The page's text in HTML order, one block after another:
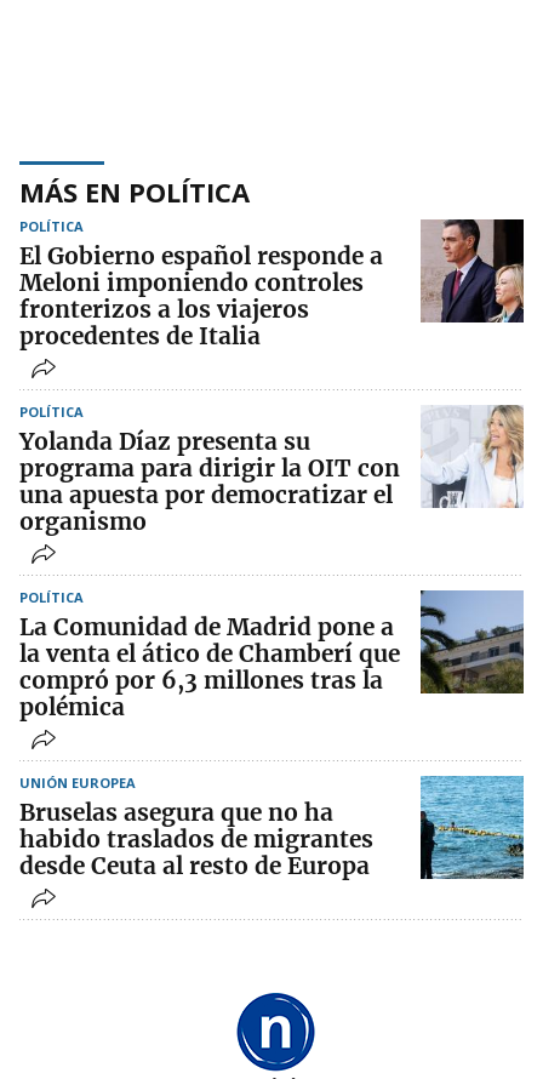
MÁS EN POLÍTICA
POLÍTICA
El Gobierno español responde a
Meloni imponiendo controles
fronterizos a los viajeros
procedentes de Italia
POLÍTICA
Yolanda Díaz presenta su
programa para dirigir la OIT con
una apuesta por democratizar el
organismo
POLÍTICA
La Comunidad de Madrid pone a
la venta el ático de Chamberí que
compró por 6,3 millones tras la
polémica
UNIÓN EUROPEA
Bruselas asegura que no ha
habido traslados de migrantes
desde Ceuta al resto de Europa